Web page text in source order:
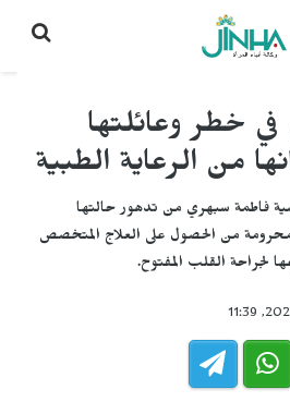
خطر وعائلتها
من الرعاية الطبية
فاطمة سبهري من تدهور حالتها
محرومة من الحصول على العلاج المتخصص
لجراحة القلب المفتوح.